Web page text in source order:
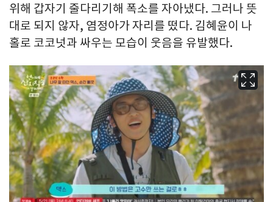
위해 갑자기 줄다리기해 폭소를 자아냈다. 그러나 뜻
대로 되지 않자, 염정아가 자리를 떴다. 김혜윤이 나
홀로 코코넛과 싸우는 모습이 웃음을 유발했다.